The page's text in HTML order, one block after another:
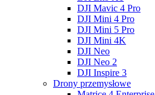
DJI Mavic 4 Pro
DJI Mini 4 Pro
DJI Mini 5 Pro
DJI Mini 4K
DJI Neo
DJI Neo 2
DJI Inspire 3
Drony przemysłowe